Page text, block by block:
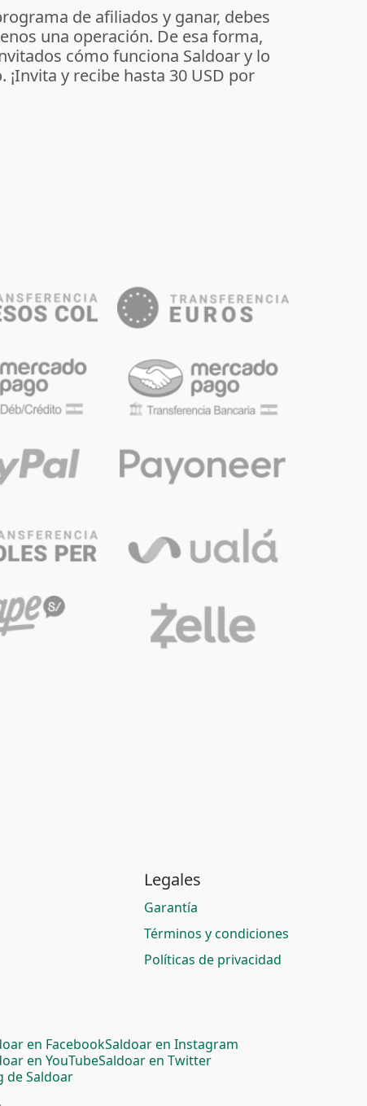
de afiliados y ganar, debes
una operación. De esa forma,
cómo funciona Saldoar y lo
y recibe hasta 30 USD por
Legales
Garantía
Términos y condiciones
Políticas de privacidad
en FacebookSaldoar en Instagram
en YouTubeSaldoar en Twitter
de Saldoar